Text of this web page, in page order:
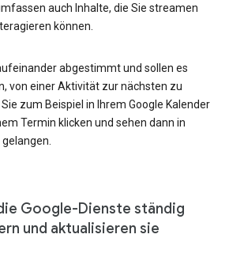
auch Inhalte, die Sie streamen
können.
abgestimmt und sollen es
von einer Aktivität zur nächsten zu
zum Beispiel in Ihrem Google Kalender
Termin klicken und sehen dann in
Google-Dienste ständig
und aktualisieren sie